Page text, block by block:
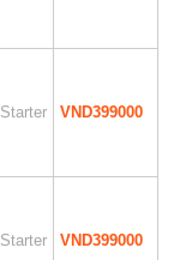
Starter VND399000
Starter VND399000